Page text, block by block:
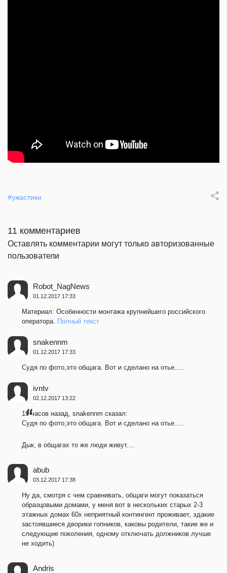
#ужастики
11 комментариев
Оставлять комментарии могут только авторизованные
пользователи
Robot_NagNews
01.12.2017 17:33
Материал: Особенности монтажа крупнейшего российского
оператора. Полный текст
snakennm
01.12.2017 17:33
Судя по фото,это общага. Вот и сделано на отье.....
ivntv
02.12.2017 13:22
19 часов назад, snakennm сказал:
Судя по фото,это общага. Вот и сделано на отье.....
Дык, в общагах то же люди живут....
abub
03.12.2017 17:38
Ну да, смотря с чем сравнивать, общаги могут показаться
образцовыми домами, у меня вот в нескольких старых 2-3
этажных домах 60х неприятный контингент проживает, эдакие
застоявшиеся дворики гопников, каковы родители, такие же и
следующие поколения, одному отключать должников лучше
не ходить)
Andris